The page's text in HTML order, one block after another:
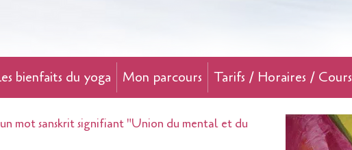
bienfaits du yoga Mon parcours Tarifs / Horaires / Cours
mot sanskrit signifiant "Union du mental et du